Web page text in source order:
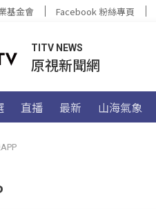
基金會 Facebook 粉絲專頁
TITV NEWS
原視新聞網
直播 最新 山海氣象